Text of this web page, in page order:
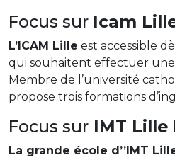
Focus sur Icam
L’ICAM Lille est accessible
qui souhaitent effectuer
Membre de l’université
propose trois formations
Focus sur IMT Lille
La grande école d’’IMT